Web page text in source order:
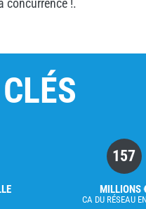
concurrence !.
157
MILLIONS
CA DU RÉSEAU